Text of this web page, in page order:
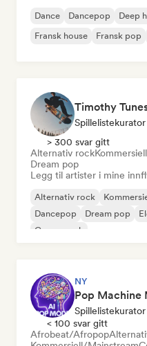
Dance Dancepop Deep
Fransk house
Fransk pop
Timothy
Spillelistekurator
> 300 svar gitt
Alternativ rock
Dream pop
Legg til artister i mine
Alternativ rock
Dancepop
Dream pop
Garagerock
NY
Spillelistekurator
< 100 svar gitt
Afrobeat/Afropop